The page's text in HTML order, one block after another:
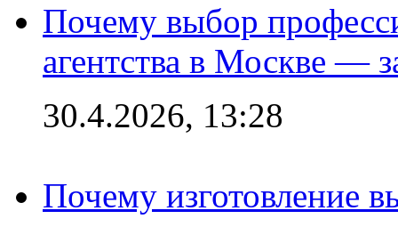
Почему выбор
агентства в Москве —
30.4.2026, 13:28
Почему изготовление